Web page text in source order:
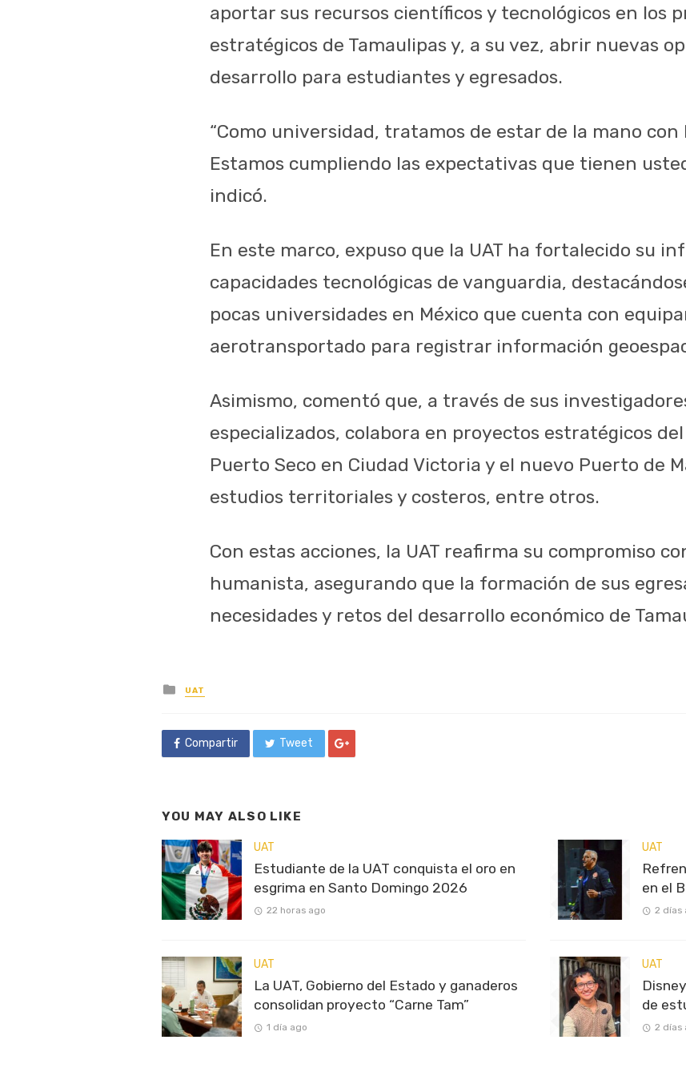
aportar sus recursos científicos y tecnológicos en los
estratégicos de Tamaulipas y, a su vez, abrir nuevas
desarrollo para estudiantes y egresados.
“Como universidad, tratamos de estar de la mano con
Estamos cumpliendo las expectativas que tienen
indicó.
En este marco, expuso que la UAT ha fortalecido su
capacidades tecnológicas de vanguardia,
pocas universidades en México que cuenta con
aerotransportado para registrar información
Asimismo, comentó que, a través de sus
especializados, colabora en proyectos estratégicos
Puerto Seco en Ciudad Victoria y el nuevo Puerto de
estudios territoriales y costeros, entre otros.
Con estas acciones, la UAT reafirma su compromiso
humanista, asegurando que la formación de sus
necesidades y retos del desarrollo económico de
Posted
in
UAT
Compartir Tweet
YOU MAY ALSO LIKE
UAT
Estudiante de la UAT conquista el oro en
esgrima en Santo Domingo 2026
22 horas ago
UAT
La UAT, Gobierno del Estado y ganaderos
consolidan proyecto “Carne Tam”
1 día ago
UAT
en el
2 días
UAT
de
2 días